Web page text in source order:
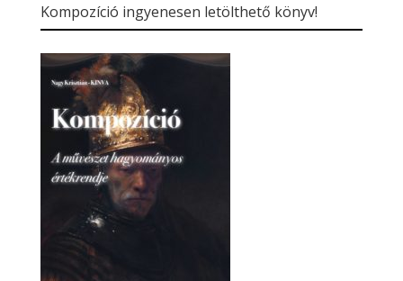
Kompozíció ingyenesen letölthető könyv!